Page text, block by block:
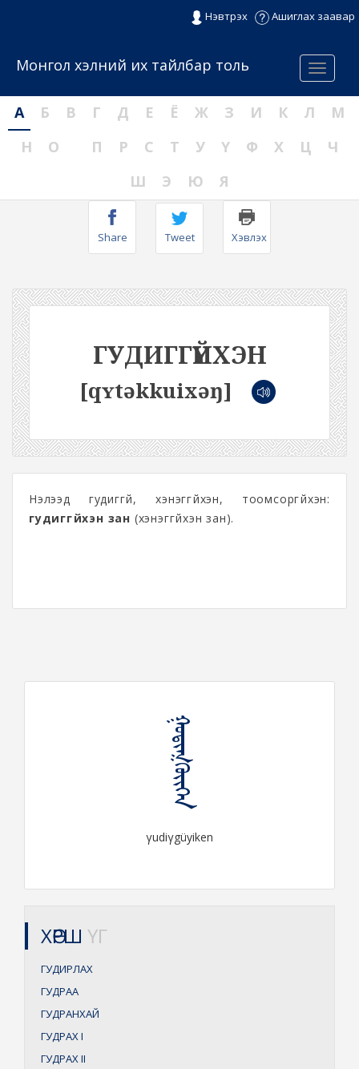
Нэвтрэх Ашиглах заавар
Menu
Монгол хэлний их тайлбар толь
А Б В Г Д Е Ё Ж З И К Л
М
Н
О П Р С Т У Ү Ф Х Ц
Ч
Ш
Э Ю Я
Share Tweet Хэвлэх
ГУДИГГҮЙХЭН
[qʏtəkkuixəŋ]
Нэлээд гудиггүй, хэнэггүйхэн, тоомсоргүйхэн:
гудиггүйхэн зан (хэнэггүйхэн зан).
ᠭᠤᠳᠢᠭ᠌ᠭᠦᠶᠢᠬᠡᠨ
γudiγgüyiken
ХӨРШ ҮГ
ГУДИРЛАХ
ГУДРАА
ГУДРАНХАЙ
ГУДРАХI
ГУДРАХII